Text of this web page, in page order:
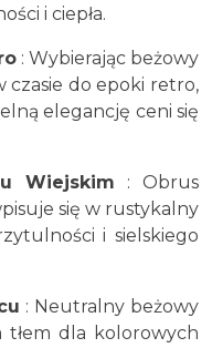
i ciepła.
: Wybierając beżowy
czasie do epoki retro,
elegancję ceni się
Wiejskim : Obrus
się w rustykalny
i sielskiego
: Neutralny beżowy
tłem dla kolorowych